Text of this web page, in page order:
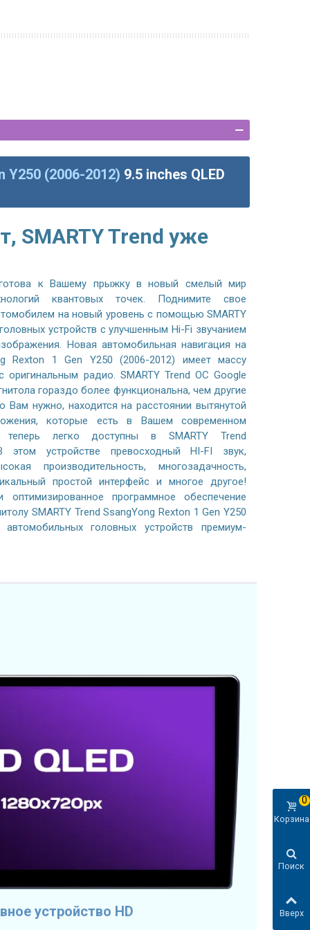
Y250 (2006-2012) 9.5 inches QLED
SMARTY Trend уже
к Вашему прыжку в новый смелый мир
квантовых точек. Поднимите свое
на новый уровень с помощью SMARTY
устройств с улучшенным Hi-Fi звучанием
Новая автомобильная навигация на
Rexton 1 Gen Y250 (2006-2012) имеет массу
радио. SMARTY Trend ОС Google
гораздо более функциональна, чем другие
Вам нужно, находится на расстоянии вытянутой
которые есть в Вашем современном
теперь легко доступны в SMARTY Trend
этом устройстве превосходный HI-FI звук,
производительность, многозадачность,
простой интерфейс и многое другое!
программное обеспечение
SMARTY Trend SsangYong Rexton 1 Gen Y250
головных устройств премиум-
устройство HD
Корзина
0
Поиск
Вверх